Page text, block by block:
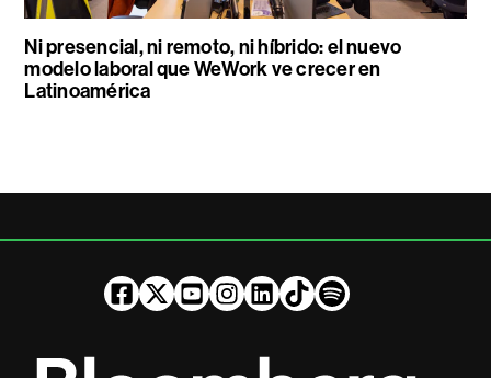
Ni presencial, ni remoto, ni híbrido: el nuevo
modelo laboral que WeWork ve crecer en
Latinoamérica